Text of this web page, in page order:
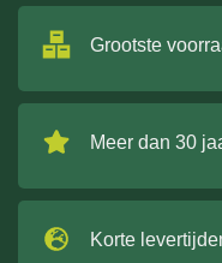
Grootste
Meer dan 30
Korte